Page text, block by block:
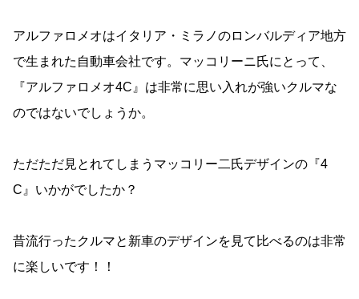
アルファロメオはイタリア・ミラノのロンバルディア地方
で生まれた自動車会社です。マッコリーニ氏にとって、
『アルファロメオ4C』は非常に思い入れが強いクルマな
のではないでしょうか。
ただただ見とれてしまうマッコリー二氏デザインの『4
C』いかがでしたか？
昔流行ったクルマと新車のデザインを見て比べるのは非常
に楽しいです！！